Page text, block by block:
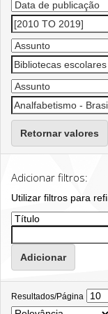
Retornar valores
Adicionar filtros:
Utilizar filtros para
Resultados/Página